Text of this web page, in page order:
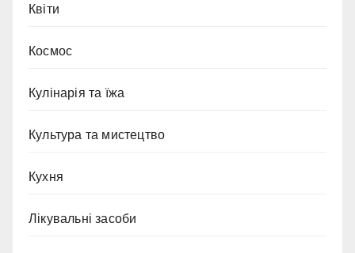
Квіти
Космос
Кулінарія та їжа
Культура та мистецтво
Кухня
Лікувальні засоби